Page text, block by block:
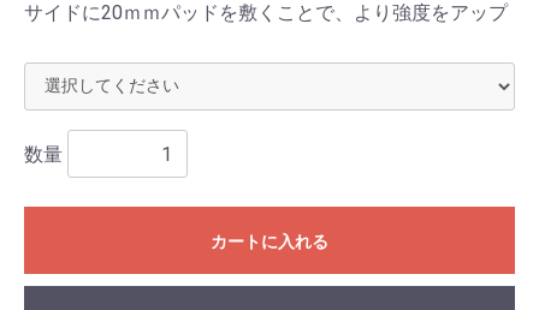
サイドに20ｍｍパッドを敷くことで、より強度をアップ
数量
カートに入れる